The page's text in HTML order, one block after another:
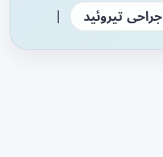
جراحی تیروئید |